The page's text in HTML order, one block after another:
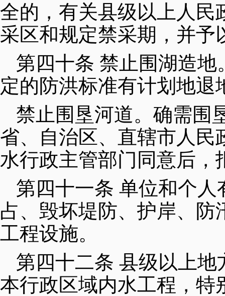
全的，有关县级以上人民
采区和规定禁采期，并予
第四十条 禁止围湖造
定的防洪标准有计划地退
禁止围垦河道。确需围
省、自治区、直辖市人民
水行政主管部门同意后，
第四十一条 单位和个
占、毁坏堤防、护岸、
工程设施。
第四十二条 县级以上
本行政区域内水工程，特